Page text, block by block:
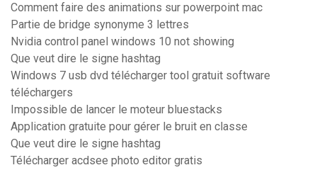
Comment faire des animations sur powerpoint mac
Partie de bridge synonyme 3 lettres
Nvidia control panel windows 10 not showing
Que veut dire le signe hashtag
Windows 7 usb dvd télécharger tool gratuit software
téléchargers
Impossible de lancer le moteur bluestacks
Application gratuite pour gérer le bruit en classe
Que veut dire le signe hashtag
Télécharger acdsee photo editor gratis